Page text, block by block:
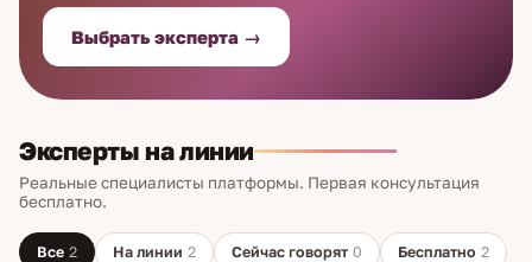
Вам и в этом! Значение снов, хиромантия,
биоэнергетика, гадание на рунах и картах Таро...
Вы обязательно найдёте здесь свой «ключ»
к счастью! Сделайте этот шаг уже сейчас — Ваша
Выбрать эксперта →
Эксперты на линии
Реальные специалисты платформы. Первая консультация
бесплатно.
Все 2 На линии 2 Сейчас говорят 0 Бесплатно 2